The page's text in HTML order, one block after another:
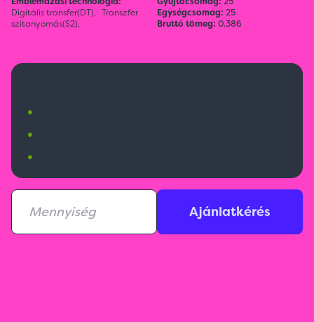
Digitális transfer(DT), Transzfer
szitanyomás(S2),
Egységcsomag: 25
Bruttó tömeg: 0.386
•
•
•
Ajánlatkérés